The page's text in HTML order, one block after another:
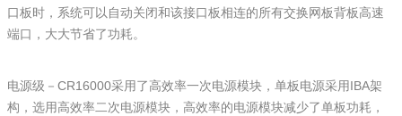
口板时，系统可以自动关闭和该接口板相连的所有交换网板背板高速
端口，大大节省了功耗。
电源级－CR16000采用了高效率一次电源模块，单板电源采用IBA架
构，选用高效率二次电源模块，高效率的电源模块减少了单板功耗，